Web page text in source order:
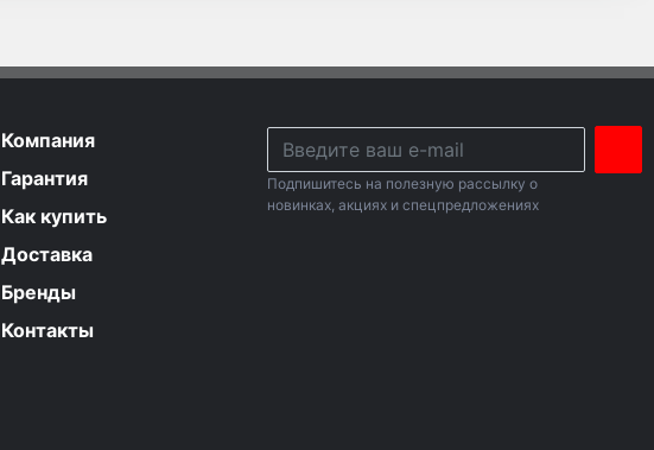
Компания
Гарантия
Как купить
Доставка
Бренды
Контакты
Подпишитесь на полезную рассылку о
новинках, акциях и спецпредложениях